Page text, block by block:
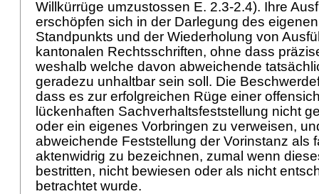
Willkürrüge umzustossen E. 2.3-2.4). Ihre
erschöpfen sich in der Darlegung des
Standpunkts und der Wiederholung von
kantonalen Rechtsschriften, ohne dass
weshalb welche davon abweichende
geradezu unhaltbar sein soll. Die
dass es zur erfolgreichen Rüge einer
lückenhaften Sachverhaltsfeststellung nicht
oder ein eigenes Vorbringen zu verweisen,
abweichende Feststellung der Vorinstanz als
aktenwidrig zu bezeichnen, zumal wenn
bestritten, nicht bewiesen oder als nicht
betrachtet wurde.